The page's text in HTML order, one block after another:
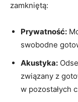
zamkniętą:
Prywatność:
swobodne
Akustyka:
związany z
w pozostałych